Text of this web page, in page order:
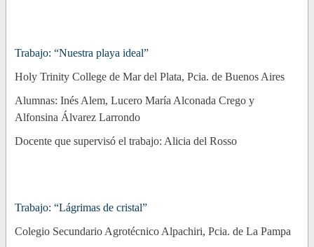
Trabajo: “Nuestra playa ideal”
Holy Trinity College de Mar del Plata, Pcia. de Buenos Aires
Alumnas: Inés Alem, Lucero María Alconada Crego y
Alfonsina Álvarez Larrondo
Docente que supervisó el trabajo: Alicia del Rosso
Trabajo: “Lágrimas de cristal”
Colegio Secundario Agrotécnico Alpachiri, Pcia. de La Pampa